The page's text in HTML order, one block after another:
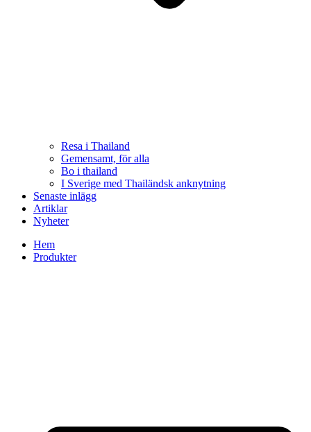
Resa i Thailand
Gemensamt, för alla
Bo i thailand
I Sverige med Thailändsk anknytning
Senaste inlägg
Artiklar
Nyheter
Hem
Produkter